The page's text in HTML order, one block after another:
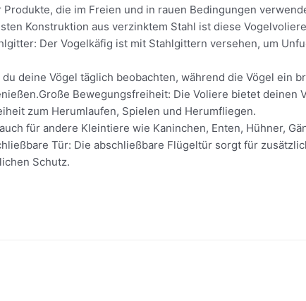
die im Freien und in rauen Bedingungen
Konstruktion aus verzinktem Stahl ist diese
Der Vogelkäfig ist mit Stahlgittern versehen, um
du deine Vögel täglich beobachten, während die Vögel ein
Bewegungsfreiheit: Die Voliere bietet deinen
zum Herumlaufen, Spielen und Herumfliegen.
für andere Kleintiere wie Kaninchen, Enten, Hühner,
Tür: Die abschließbare Flügeltür sorgt für
Schutz.